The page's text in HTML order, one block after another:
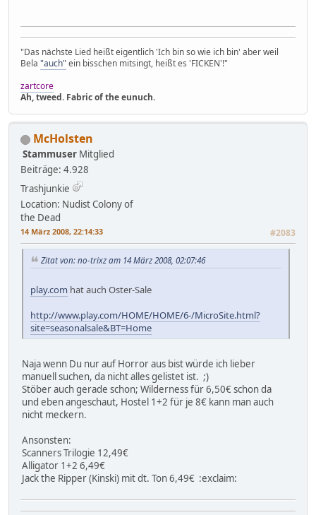
"Das nächste Lied heißt eigentlich 'Ich bin so wie ich bin' aber weil
Bela "auch" ein bisschen mitsingt, heißt es 'FICKEN'!"
zartcore
Ah, tweed. Fabric of the eunuch.
McHolsten
Stammuser Mitglied
Beiträge: 4.928
Trashjunkie
Location: Nudist Colony of
the Dead
14 März 2008, 22:14:33 #2083
Zitat von: no-trixz am 14 März 2008, 02:07:46
play.com hat auch Oster-Sale
http://www.play.com/HOME/HOME/6-/MicroSite.html?
site=seasonalsale&BT=Home
Naja wenn Du nur auf Horror aus bist würde ich lieber
manuell suchen, da nicht alles gelistet ist. ;)
Stöber auch gerade schon; Wilderness für 6,50€ schon da
und eben angeschaut, Hostel 1+2 für je 8€ kann man auch
nicht meckern.
Ansonsten:
Scanners Trilogie 12,49€
Alligator 1+2 6,49€
Jack the Ripper (Kinski) mit dt. Ton 6,49€ :exclaim: